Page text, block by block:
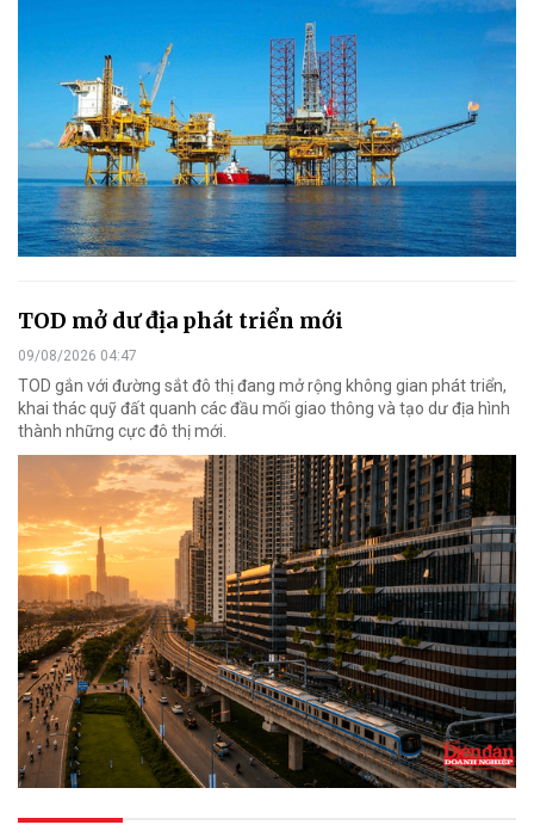
TOD mở dư địa phát triển mới
09/08/2026 04:47
TOD gắn với đường sắt đô thị đang mở rộng không gian phát triển,
khai thác quỹ đất quanh các đầu mối giao thông và tạo dư địa hình
thành những cực đô thị mới.